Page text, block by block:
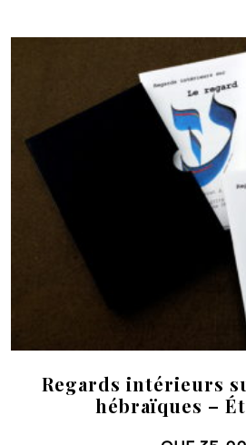
Regards intérieurs
hébraïques –